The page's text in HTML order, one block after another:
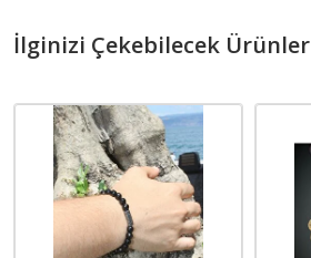
İlginizi Çekebilecek Ürünler